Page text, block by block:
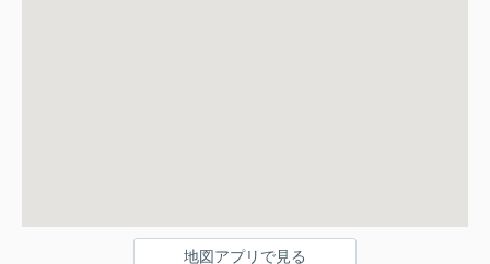
地図アプリで見る